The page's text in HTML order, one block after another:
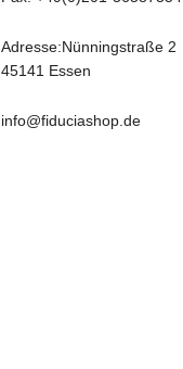
Adresse:Nünningstraße 2
45141 Essen
info@fiduciashop.de